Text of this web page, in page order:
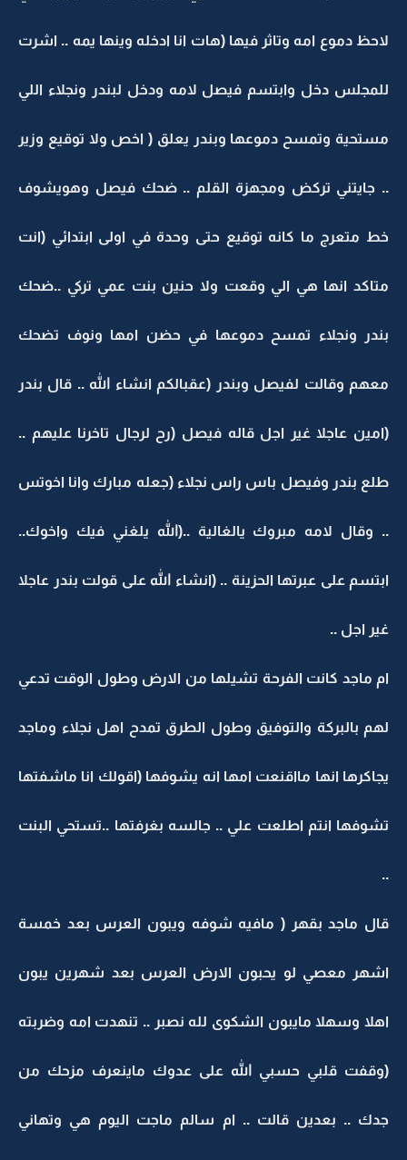
لاحظ دموع امه وتاثر فيها (هات انا ادخله وينها يمه .. اشرت
للمجلس دخل وابتسم فيصل لامه ودخل لبندر ونجلاء اللي
مستحية وتمسح دموعها وبندر يعلق ( اخص ولا توقيع وزير
.. جايتني تركض ومجهزة القلم .. ضحك فيصل وهويشوف
خط متعرج ما كانه توقيع حتى وحدة في اولى ابتدائي (انت
متاكد انها هي الي وقعت ولا حنين بنت عمي تركي ..ضحك
بندر ونجلاء تمسح دموعها في حضن امها ونوف تضحك
معهم وقالت لفيصل وبندر (عقبالكم انشاء الله .. قال بندر
(امين عاجلا غير اجل قاله فيصل (رح لرجال تاخرنا عليهم ..
طلع بندر وفيصل باس راس نجلاء (جعله مبارك وانا اخوتس
.. وقال لامه مبروك يالغالية ..(الله يلغني فيك واخوك..
ابتسم على عبرتها الحزينة .. (انشاء الله على قولت بندر عاجلا
غير اجل ..
ام ماجد كانت الفرحة تشيلها من الارض وطول الوقت تدعي
لهم بالبركة والتوفيق وطول الطرق تمدح اهل نجلاء وماجد
يجاكرها انها مااقنعت امها انه يشوفها (اقولك انا ماشفتها
تشوفها انتم اطلعت علي .. جالسه بغرفتها ..تستحي البنت
..
قال ماجد بقهر ( مافيه شوفه ويبون العرس بعد خمسة
اشهر معصي لو يحبون الارض العرس بعد شهرين يبون
اهلا وسهلا مايبون الشكوى لله نصبر .. تنهدت امه وضربته
(وقفت قلبي حسبي الله على عدوك ماينعرف مزحك من
جدك .. بعدين قالت .. ام سالم ماجت اليوم هي وتهاني